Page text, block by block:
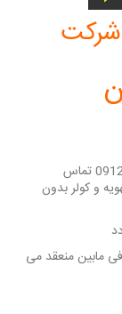
شرکت
در صورت داشتن شرایط مذکور با شماره 09121990714 تماس
پالت کافی حداقل 30 متر با تهویه و کولر بدون
فی مابین منعقد می